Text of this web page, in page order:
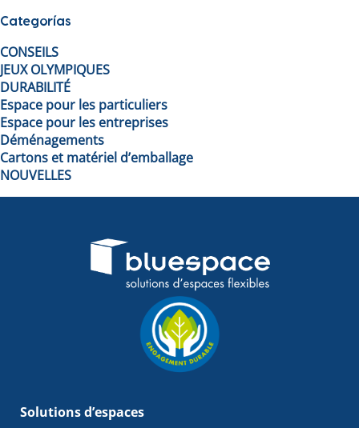
Categorías
CONSEILS
JEUX OLYMPIQUES
DURABILITÉ
Espace pour les particuliers
Espace pour les entreprises
Déménagements
Cartons et matériel d’emballage
NOUVELLES
Solutions d’espaces